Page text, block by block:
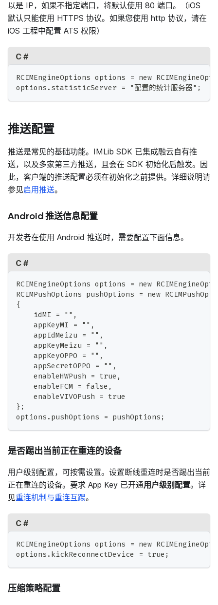
以是 IP，如果不指定端口，将默认使用 80 端口。（iOS
默认只能使⽤ HTTPS 协议。如果您使⽤ http 协议，请在
iOS 工程中配置 ATS 权限）
C #
RCIMEngineOptions options = new
options.statisticServer = "配置的统计服务器";
推送配置
推送是常见的基础功能。IMLib SDK 已集成融云自有推
送，以及多家第三方推送，且会在 SDK 初始化后触发。因
此，客户端的推送配置必须在初始化之前提供。详细说明请
参见启用推送。
Android 推送信息配置
开发者在使用 Android 推送时，需要配置下面信息。
C #
RCIMEngineOptions options = new
RCIMPushOptions pushOptions = new
{
    idMI = "",
    appKeyMI = "",
    appIdMeizu = "",
    appKeyMeizu = "",
    appKeyOPPO = "",
    appSecretOPPO = "",
    enableHWPush = true,
    enableFCM = false,
    enableVIVOPush = true
};
options.pushOptions = pushOptions;
是否踢出当前正在重连的设备
用户级别配置，可按需设置。设置断线重连时是否踢出当前
正在重连的设备。要求 App Key 已开通用户级别配置。详
见重连机制与重连互踢。
C #
RCIMEngineOptions options = new
options.kickReconnectDevice = true;
压缩策略配置